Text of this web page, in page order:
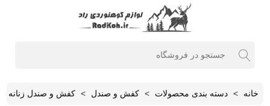
خانه > دسته بندی محصولات > کفش و صندل > کفش و صندل زنانه